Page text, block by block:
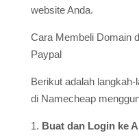
website Anda.
Cara Membeli Domain
Paypal
Berikut adalah
di Namecheap
Buat dan Login ke